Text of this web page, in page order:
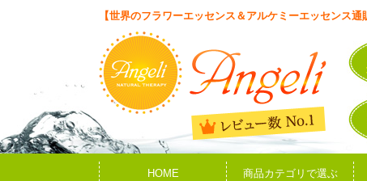
【世界のフラワーエッセンス＆アルケミーエッセンス
HOME 商品カテゴリで選ぶ